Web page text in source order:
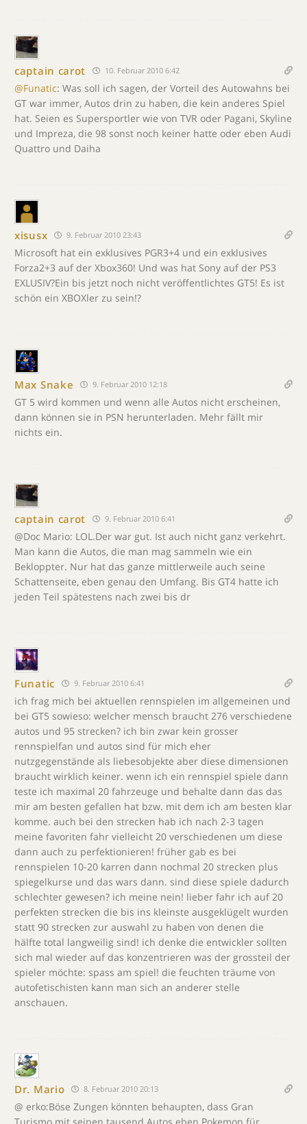
captain carot 10. Februar 2010 6:42
@Funatic: Was soll ich sagen, der Vorteil des Autowahns bei
GT war immer, Autos drin zu haben, die kein anderes Spiel
hat. Seien es Supersportler wie von TVR oder Pagani, Skyline
und Impreza, die 98 sonst noch keiner hatte oder eben Audi
Quattro und Daiha
xisusx 9. Februar 2010 23:43
Microsoft hat ein exklusives PGR3+4 und ein exklusives
Forza2+3 auf der Xbox360! Und was hat Sony auf der PS3
EXLUSIV?Ein bis jetzt noch nicht veröffentlichtes GT5! Es ist
schön ein XBOXler zu sein!?
Max Snake 9. Februar 2010 12:18
GT 5 wird kommen und wenn alle Autos nicht erscheinen,
dann können sie in PSN herunterladen. Mehr fällt mir
nichts ein.
captain carot 9. Februar 2010 6:41
@Doc Mario: LOL.Der war gut. Ist auch nicht ganz verkehrt.
Man kann die Autos, die man mag sammeln wie ein
Bekloppter. Nur hat das ganze mittlerweile auch seine
Schattenseite, eben genau den Umfang. Bis GT4 hatte ich
jeden Teil spätestens nach zwei bis dr
Funatic 9. Februar 2010 6:41
ich frag mich bei aktuellen rennspielen im allgemeinen und
bei GT5 sowieso: welcher mensch braucht 276 verschiedene
autos und 95 strecken? ich bin zwar kein grosser
rennspielfan und autos sind für mich eher
nutzgegenstände als liebesobjekte aber diese dimensionen
braucht wirklich keiner. wenn ich ein rennspiel spiele dann
teste ich maximal 20 fahrzeuge und behalte dann das das
mir am besten gefallen hat bzw. mit dem ich am besten klar
komme. auch bei den strecken hab ich nach 2-3 tagen
meine favoriten fahr vielleicht 20 verschiedenen um diese
dann auch zu perfektionieren! früher gab es bei
rennspielen 10-20 karren dann nochmal 20 strecken plus
spiegelkurse und das wars dann. sind diese spiele dadurch
schlechter gewesen? ich meine nein! lieber fahr ich auf 20
perfekten strecken die bis ins kleinste ausgeklügelt wurden
statt 90 strecken zur auswahl zu haben von denen die
hälfte total langweilig sind! ich denke die entwickler sollten
sich mal wieder auf das konzentrieren was der grossteil der
spieler möchte: spass am spiel! die feuchten träume von
autofetischisten kann man sich an anderer stelle
anschauen.
Dr. Mario 8. Februar 2010 20:13
@ erko:Böse Zungen könnten behaupten, dass Gran